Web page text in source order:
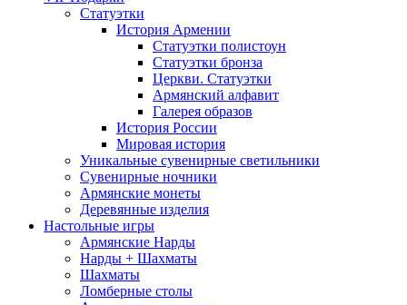
Статуэтки
История Армении
Статуэтки полистоун
Статуэтки бронза
Церкви. Статуэтки
Армянский алфавит
Галерея образов
История России
Мировая история
Уникальные сувенирные светильники
Сувенирные ночники
Армянские монеты
Деревянные изделия
Настольные игры
Армянские Нарды
Нарды + Шахматы
Шахматы
Ломберные столы